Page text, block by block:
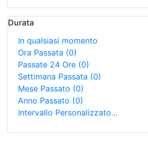
Durata
In qualsiasi momento
Ora Passata (0)
Passate 24 Ore (0)
Settimana Passata (0)
Mese Passato (0)
Anno Passato (0)
Intervallo Personalizzato…